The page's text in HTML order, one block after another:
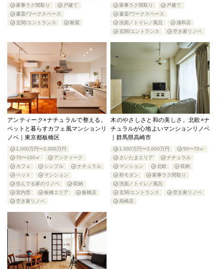
家事ラク間取り
戸建て
書斎/ワークスペース
玄関/エントランス
耐震
家事ラク間取り
戸建て
書斎/ワークスペース
洗面／トイレ／風呂
浦和店
玄関/エントランス
空き家リノベ
アンティーク×ナチュラルで整える。
ペットと暮らすカフェ風マンションリ
ノベ｜東京都板橋区
1,000万円〜2,000万円
70〜100㎡
アンティーク
カフェ
シンプル
ナチュラル
ペット
マンション
住んでる家のリノベ
収納
室内窓
板橋エリア
板橋店
空き家リノベ
木のやさしさと和の美しさ。北欧×ナ
チュラルが心地よいマンションリノベ
｜群馬県高崎市
1,000万円〜2,000万円
50〜70㎡
さいたまエリア
ナチュラル
マンション
北欧
収納
和モダン
家事ラク間取り
洗面／トイレ／風呂
玄関/エントランス
空き家リノベ
高崎店